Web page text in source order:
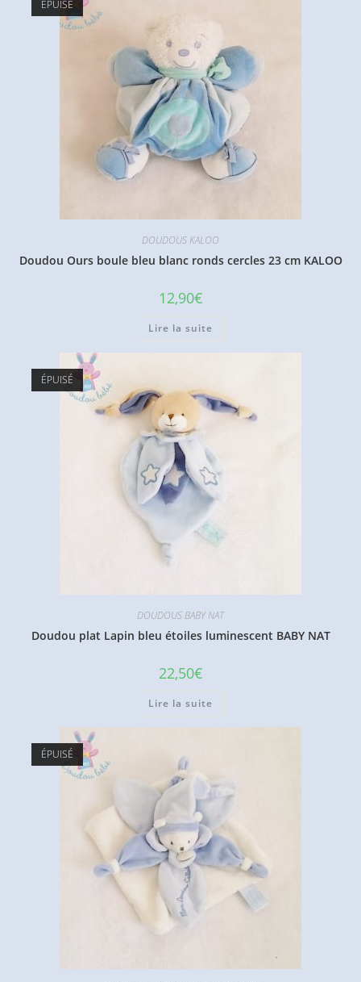
ÉPUISÉ
DOUDOUS KALOO
Doudou Ours boule bleu blanc ronds cercles 23 cm KALOO
12,90€
Lire la suite
ÉPUISÉ
DOUDOUS BABY NAT
Doudou plat Lapin bleu étoiles luminescent BABY NAT
22,50€
Lire la suite
ÉPUISÉ